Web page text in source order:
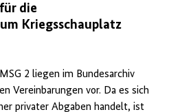
die
Kriegsschauplatz
2 liegen im Bundesarchiv
Vereinbarungen vor. Da es sich
privater Abgaben handelt, ist